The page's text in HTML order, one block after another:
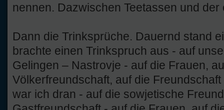
nennen. Dazwischen Teetassen und
Dann die Trinksprüche. Dauernd stand
brachte einen Trinkspruch aus - auf
Gelingen – Nastrovje - auf die Frauen,
Völkerfreundschaft, auf die
war ich dran - auf die sowjetische